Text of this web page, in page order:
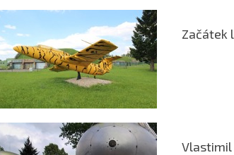
Začátek
Vlastimil